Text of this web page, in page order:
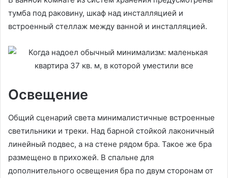
тумба под раковину, шкаф над инсталляцией и
встроенный стеллаж между ванной и инсталляцией.
Освещение
Общий сценарий света минималистичные встроенные
светильники и треки. Над барной стойкой лаконичный
линейный подвес, а на стене рядом бра. Такое же бра
размещено в прихожей. В спальне для
дополнительного освещения бра по двум сторонам от